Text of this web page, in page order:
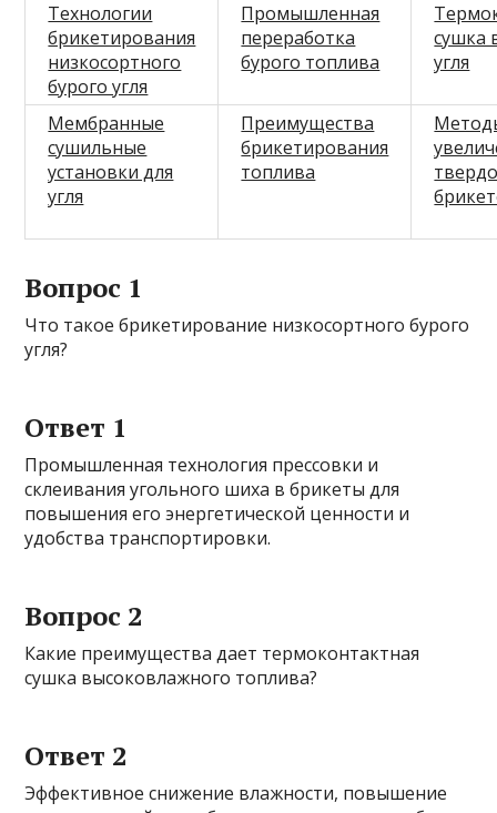
Технологии
брикетирования
низкосортного
бурого угля
Промышленная
переработка
бурого топлива
сушка
угля
Мембранные
сушильные
установки для
угля
Преимущества
брикетирования
топлива
Вопрос 1
Что такое брикетирование низкосортного бурого
угля?
Ответ 1
Промышленная технология прессовки и
склеивания угольного шиха в брикеты для
повышения его энергетической ценности и
удобства транспортировки.
Вопрос 2
Какие преимущества дает термоконтактная
сушка высоковлажного топлива?
Ответ 2
Эффективное снижение влажности, повышение